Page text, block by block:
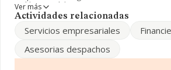
jurídicas', código 6910. La empresa no
Dr, (28001), en el municipio de Madrid,
En relación con el sector y disponiendo
nacional la facturación alcanza la cifra
Ver más
Actividades relacionadas
Servicios empresariales
Asesorias despachos